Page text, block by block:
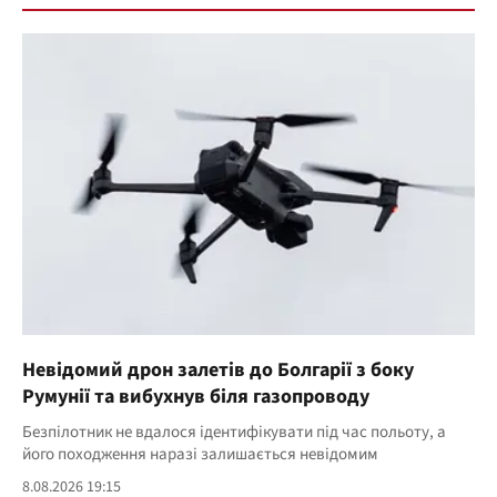
Невідомий дрон залетів до Болгарії з боку
Румунії та вибухнув біля газопроводу
Безпілотник не вдалося ідентифікувати під час польоту, а
його походження наразі залишається невідомим
8.08.2026 19:15